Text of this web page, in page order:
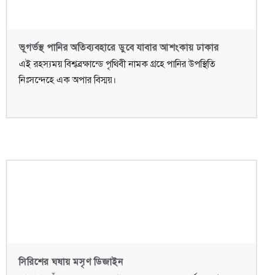
ভূগর্ভস্থ পানির অতিব্যবহারে ডুবে যাবার আশংকায় ঢাকার
এই রহস্যময় বিশ্বব্রক্ষান্ডে পৃথিবী নামক গ্রহে পানির উপস্থিতি
নিঃসন্দেহে এক অপার বিস্ময়।
সিরিশের ঘষায় মসৃণ ডিজাইন